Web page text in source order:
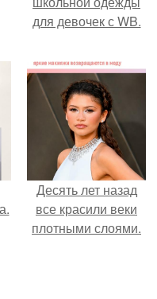
для девочек с WB.
Десять лет назад
все красили веки
плотными слоями.